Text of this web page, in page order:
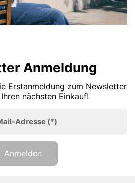
Anmeldung
Erstanmeldung zum Newsletter
nächsten Einkauf!
Adresse (*)
Anmelden